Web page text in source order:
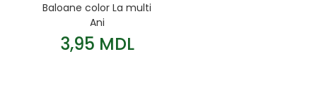
Baloane color La multi
Ani
3,95 MDL